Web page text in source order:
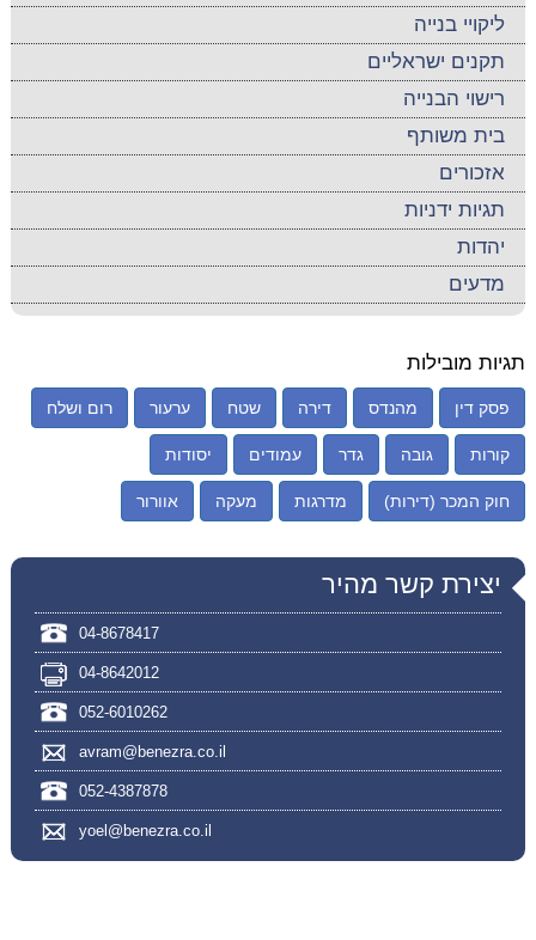
ליקויי בנייה
תקנים ישראליים
רישוי הבנייה
בית משותף
אזכורים
תגיות ידניות
יהדות
מדעים
תגיות מובילות
פסק דין מהנדס דירה שטח ערעור רום ושלח
קורות גובה גדר עמודים יסודות
חוק המכר (דירות) מדרגות מעקה אוורור
יצירת קשר מהיר
04-8678417
04-8642012
052-6010262
avram@benezra.co.il
052-4387878
yoel@benezra.co.il